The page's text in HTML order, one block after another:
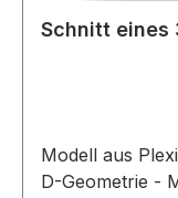
Schnitt eines
Modell aus
D-Geometrie -